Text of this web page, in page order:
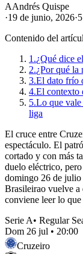
AAndrés Quispe
·19 de junio, 2026·
Contenido del
1.¿Qué dice
2.¿Por qué la
3.El dato frío
4.El contexto
5.Lo que
liga
El cruce entre
espectáculo. El
cortado y con más
duelo eléctrico,
domingo 26 de julio
Brasileirao vuelve a
conviene leer lo
Serie A• Regular
Dom 26 jul • 20:00
Cruzeiro